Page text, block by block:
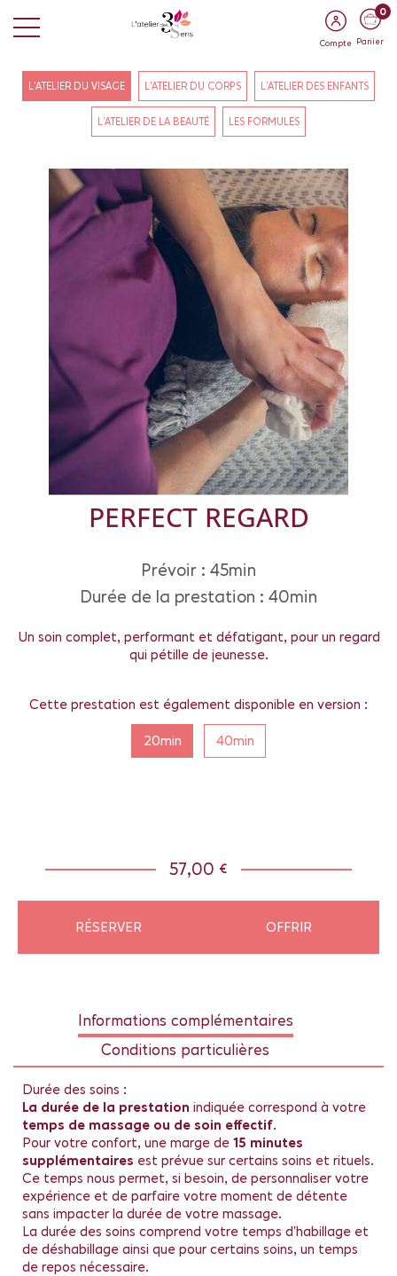
Compte
0
Panier
L'ATELIER DU VISAGE L'ATELIER DU CORPS L'ATELIER DES ENFANTS
L'ATELIER DE LA BEAUTÉ LES FORMULES
PERFECT REGARD
Prévoir : 45min
Durée de la prestation : 40min
Un soin complet, performant et défatigant, pour un regard
qui pétille de jeunesse.
Cette prestation est également disponible en version :
20min 40min
RÉSERVER OFFRIR
57,00 €
Informations complémentaires
Conditions particulières
Durée des soins :
La durée de la prestation indiquée correspond à votre
temps de massage ou de soin effectif.
Pour votre confort, une marge de 15 minutes
supplémentaires est prévue sur certains soins et rituels.
Ce temps nous permet, si besoin, de personnaliser votre
expérience et de parfaire votre moment de détente
sans impacter la durée de votre massage.
La durée des soins comprend votre temps d'habillage et
de déshabillage ainsi que pour certains soins, un temps
de repos nécessaire.